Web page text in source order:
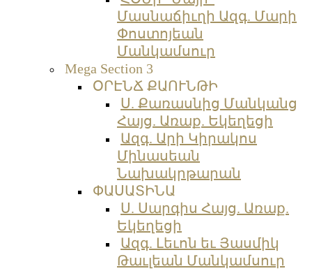
Մասնաճիւղի Ազգ. Մարի
Փոստոյեան
Մանկամսուր
Mega Section 3
ՕՐԷՆՃ ՔԱՈՒՆԹԻ
Ս. Քառասնից Մանկանց
Հայց. Առաք. Եկեղեցի
Ազգ. Արի Կիրակոս
Մինասեան
Նախակրթարան
ՓԱՍԱՏԻՆԱ
Ս. Սարգիս Հայց. Առաք.
Եկեղեցի
Ազգ. Լեւոն եւ Յասմիկ
Թաւլեան Մանկամսուր